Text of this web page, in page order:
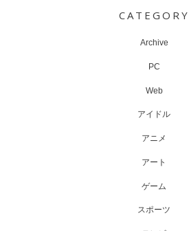
CATEGORY
Archive
PC
Web
アイドル
アニメ
アート
ゲーム
スポーツ